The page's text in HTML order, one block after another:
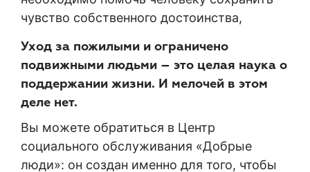
чувство собственного достоинства,
Уход за пожилыми и ограничено
подвижными людьми – это целая наука о
поддержании жизни. И мелочей в этом
деле нет.
Вы можете обратиться в Центр
социального обслуживания «Добрые
люди»: он создан именно для того, чтобы